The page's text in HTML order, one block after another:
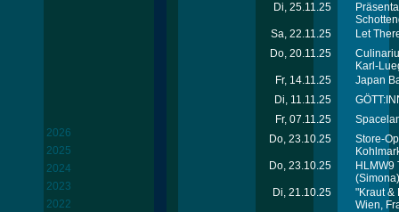
2026
2025
2024
2023
2022
Di, 25.11.25
Sa, 22.11.25
Let
Do, 20.11.25
Karl-
Fr, 14.11.25
Japan
Di, 11.11.25
Fr, 07.11.25
Do, 23.10.25
Store-
Do, 23.10.25
HLMW9
(Simona)
Di, 21.10.25
"Kraut &
Wien,